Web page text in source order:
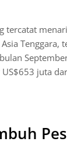
tercatat
Tenggara,
juta